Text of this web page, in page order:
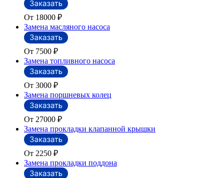
От 18000 ₽
Замена масляного насоса
От 7500 ₽
Замена топливного насоса
От 3000 ₽
Замена поршневых колец
От 27000 ₽
Замена прокладки клапанной крышки
От 2250 ₽
Замена прокладки поддона